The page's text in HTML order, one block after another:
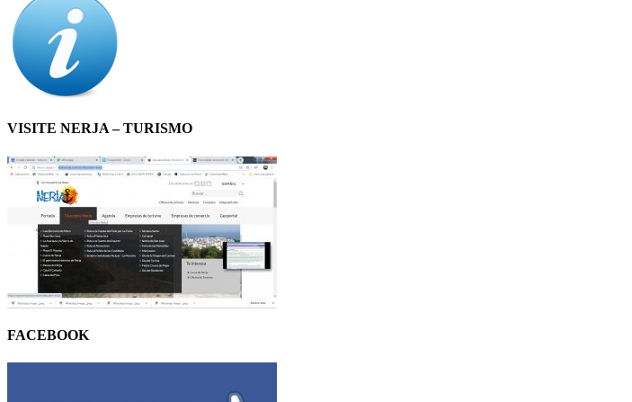
VISITE NERJA – TURISMO
FACEBOOK